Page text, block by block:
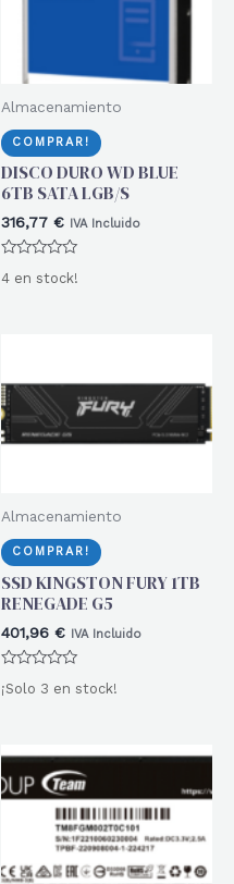
Almacenamiento
COMPRAR!
DISCO DURO WD BLUE
6TB SATA LGB/S
316,77 € IVA Incluido
con
4 en stock!
Almacenamiento
COMPRAR!
SSD KINGSTON FURY 1TB
RENEGADE G5
401,96 € IVA Incluido
con
¡Solo 3 en stock!